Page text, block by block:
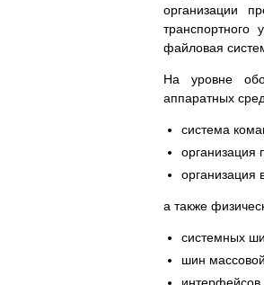
организации
файловая
На уровне
аппаратных
система
организация
организация
а также
системных
шин